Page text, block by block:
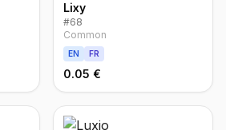
Lixy
#68
Common
EN FR
0.05 €